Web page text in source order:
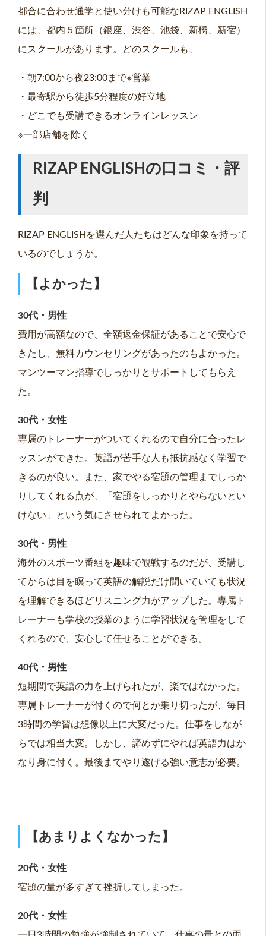
都合に合わせ通学と使い分けも可能なRIZAP ENGLISH
には、都内５箇所（銀座、渋谷、池袋、新橋、新宿）
にスクールがあります。どのスクールも、
・朝7:00から夜23:00まで※営業
・最寄駅から徒歩5分程度の好立地
・どこでも受講できるオンラインレッスン
※一部店舗を除く
RIZAP ENGLISHの口コミ・評
判
RIZAP ENGLISHを選んだ人たちはどんな印象を持って
いるのでしょうか。
【よかった】
30代・男性
費用が高額なので、全額返金保証があることで安心で
きたし、無料カウンセリングがあったのもよかった。
マンツーマン指導でしっかりとサポートしてもらえ
た。
30代・女性
専属のトレーナーがついてくれるので自分に合ったレ
ッスンができた。英語が苦手な人も抵抗感なく学習で
きるのが良い。また、家でやる宿題の管理までしっか
りしてくれる点が、「宿題をしっかりとやらないとい
けない」という気にさせられてよかった。
30代・男性
海外のスポーツ番組を趣味で観戦するのだが、受講し
てからは目を瞑って英語の解説だけ聞いていても状況
を理解できるほどリスニング力がアップした。専属ト
レーナーも学校の授業のように学習状況を管理をして
くれるので、安心して任せることができる。
40代・男性
短期間で英語の力を上げられたが、楽ではなかった。
専属トレーナーが付くので何とか乗り切ったが、毎日
3時間の学習は想像以上に大変だった。仕事をしなが
らでは相当大変。しかし、諦めずにやれば英語力はか
なり身に付く。最後までやり遂げる強い意志が必要。
【あまりよくなかった】
20代・女性
宿題の量が多すぎて挫折してしまった。
20代・女性